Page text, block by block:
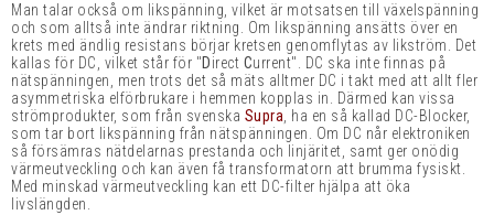
Man talar också om likspänning, vilket är motsatsen till växelspänning
och som alltså inte ändrar riktning. Om likspänning ansätts över en
krets med ändlig resistans börjar kretsen genomflytas av likström. Det
kallas för DC, vilket står för "Direct Current". DC ska inte finnas på
nätspänningen, men trots det så mäts alltmer DC i takt med att allt fler
asymmetriska elförbrukare i hemmen kopplas in. Därmed kan vissa
strömprodukter, som från svenska Supra, ha en så kallad DC-Blocker,
som tar bort likspänning från nätspänningen. Om DC når elektroniken
så försämras nätdelarnas prestanda och linjäritet, samt ger onödig
värmeutveckling och kan även få transformatorn att brumma fysiskt.
Med minskad värmeutveckling kan ett DC-filter hjälpa att öka
livslängden.